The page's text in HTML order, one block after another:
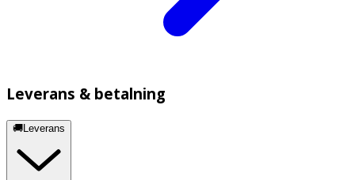
Leverans & betalning
🚚Leverans